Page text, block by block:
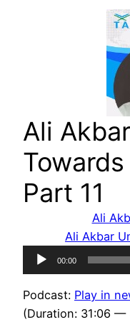
Ali
Part 11
Ali
Ali Akbar
Audio
Player
00:00
Podcast: Play in
(Duration: 31:06 —